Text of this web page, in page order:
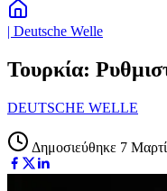
| Deutsche Welle
Τουρκία:
DEUTSCHE WELLE
Δημοσιεύθηκε 7